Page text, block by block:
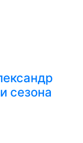
сезона